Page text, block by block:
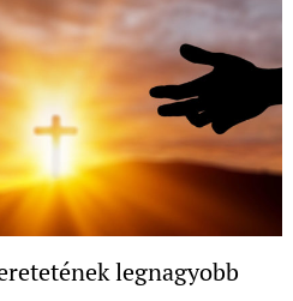
legnagyobb